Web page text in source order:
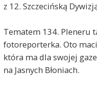
z 12. Szczecińską
Tematem 134. Pleneru
fotoreporterka. Oto
która ma dla swojej
na Jasnych Błoniach.